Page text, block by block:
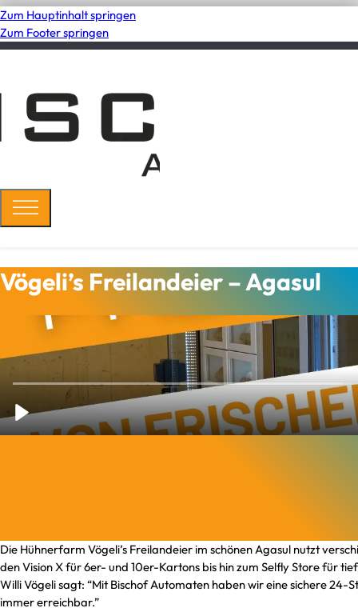
Zum Hauptinhalt springen
Zum Footer springen
Vögeli’s Freilandeier – Agasul
Die Hühnerfarm Vögeli’s Freilandeier im schönen Agasul nutzt
den Vision X für 6er- und 10er-Kartons bis hin zum Selfly Store für
Willi Vögeli sagt: “Mit Bischof Automaten haben wir eine sichere
immer erreichbar.”